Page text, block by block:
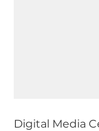
Digital Media